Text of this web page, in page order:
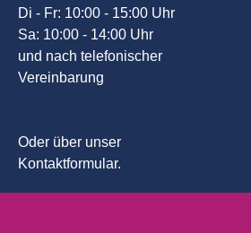
Di - Fr: 10:00 - 15:00 Uhr
Sa: 10:00 - 14:00 Uhr
und nach telefonischer
Vereinbarung
Oder über unser
Kontaktformular.